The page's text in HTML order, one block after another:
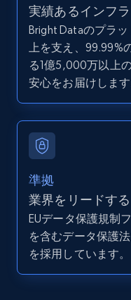
12K+
URL, ID, User id,
text, Date posted,
LinkedIn posts -
URL
実績あるインフラ
Bright Dataのプラ
上を支え、99.99%
る1億5,000万以上
安心をお届けします
準拠
業界をリードす
EUデータ保護規制
を含むデータ保護
を採用しています。